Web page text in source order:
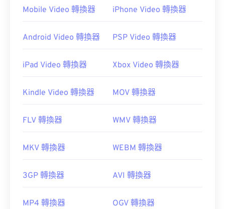
Mobile Video 轉換器 iPhone Video 轉換器
Android Video 轉換器 PSP Video 轉換器
iPad Video 轉換器 Xbox Video 轉換器
Kindle Video 轉換器 MOV 轉換器
FLV 轉換器 WMV 轉換器
MKV 轉換器 WEBM 轉換器
3GP 轉換器 AVI 轉換器
MP4 轉換器 OGV 轉換器